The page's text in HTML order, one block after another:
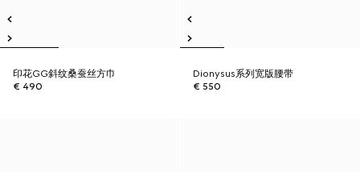
印花GG斜纹桑蚕丝方巾
€ 490
Dionysus系列宽版腰带
€ 550